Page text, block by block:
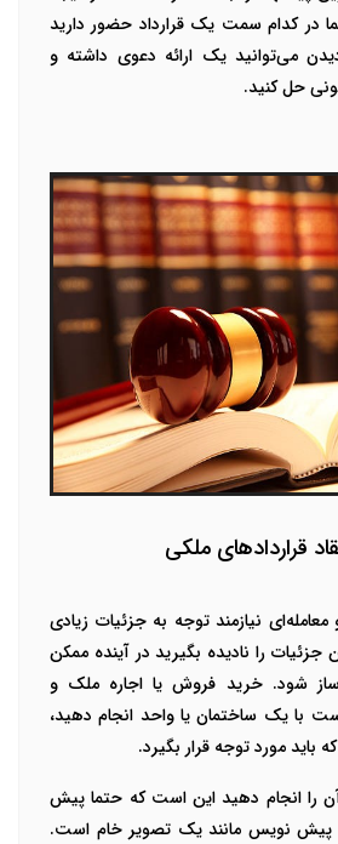
در کدام سمت یک قرارداد حضور دارید
می‌توانید یک ارائه دعوی داشته و
حل کنید.
قراردادهای ملکی
معامله‌ای نیازمند توجه به جزئیات زیادی
را نادیده بگیرید در آینده ممکن
شود. خرید فروش یا اجاره ملک و
با یک ساختمان یا واحد انجام دهید،
باید مورد توجه قرار بگیرد.
آن را انجام دهید این است که حتما پیش
پیش نویس مانند یک تصویر خام است.